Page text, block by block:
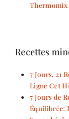
Thermomix
Recettes
7 Jours, 21
Ligne Cet
7 Jours de
Équilibrée: